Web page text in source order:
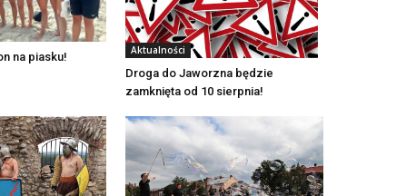
na piasku! Aktualności
Droga do Jaworzna będzie
zamknięta od 10 sierpnia!